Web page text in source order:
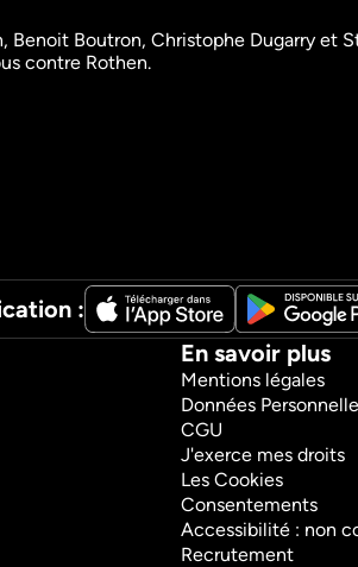
Brunch
Boutron, Christophe Dugarry et
contre Rothen.
:
En savoir plus
Mentions légales
Données
CGU
J'exerce mes droits
Les Cookies
Consentements
Accessibilité : non
Recrutement